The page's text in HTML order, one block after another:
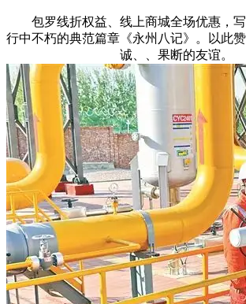
包罗线折权益、线上商城全场优惠，写
行中不朽的典范篇章《永州八记》。以此
诚、、果断的友谊。